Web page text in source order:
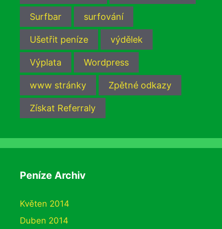
Surfbar surfování
Ušetřit peníze výdělek
Výplata Wordpress
www stránky Zpětné odkazy
Získat Referraly
Peníze Archiv
Květen 2014
Duben 2014